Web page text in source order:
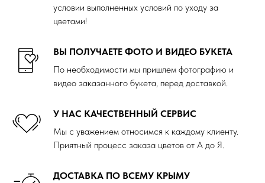
условии выполненных условий по уходу за
цветами!
ВЫ ПОЛУЧАЕТЕ ФОТО И ВИДЕО БУКЕТА
По необходимости мы пришлем фотографию и
видео заказанного букета, перед доставкой.
У НАС КАЧЕСТВЕННЫЙ СЕРВИС
Мы с уважением относимся к каждому клиенту.
Приятный процесс заказа цветов от А до Я.
ДОСТАВКА ПО ВСЕМУ КРЫМУ